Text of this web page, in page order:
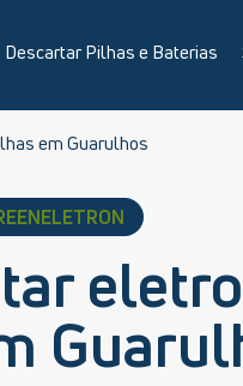
Descartar Pilhas e Baterias
em Guarulhos